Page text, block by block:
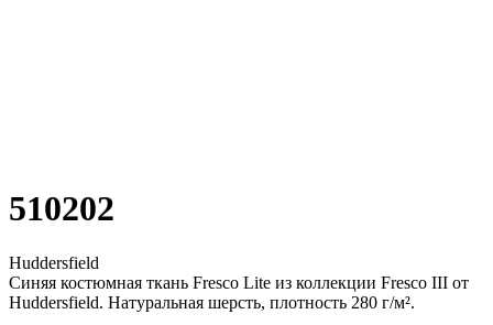
510202
Huddersfield
Синяя костюмная ткань Fresco Lite из коллекции Fresco III от
Huddersfield. Натуральная шерсть, плотность 280 г/м².